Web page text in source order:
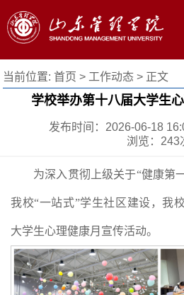
当前位置: 首页 >工作动态> 正文
学校举办第十八届大学生
发布时间：2026-06-18
浏览： 243
为深入贯彻上级关于“健康第
我校“一站式”学生社区建设，我
大学生心理健康月宣传活动。